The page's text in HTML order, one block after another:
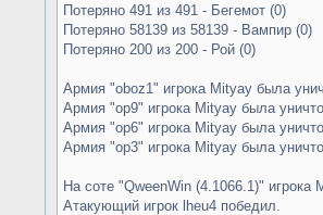
Потеряно 491 из 491 - Бегемот (0)
Потеряно 58139 из 58139 - Вампир (0)
Потеряно 200 из 200 - Рой (0)
Армия "oboz1" игрока Mityay была
Армия "op9" игрока Mityay была
Армия "op6" игрока Mityay была
Армия "op3" игрока Mityay была
На соте "QweenWin (4.1066.1)" игрока
Атакующий игрок lheu4 победил.